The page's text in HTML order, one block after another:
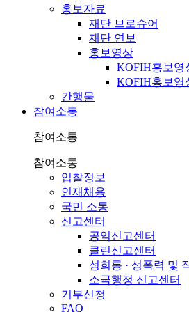
홍보자료
재단 브로슈어
재단 연보
홍보영상
KOFIH홍보영
KOFIH홍보영
간행물
참여소통
참여소통
참여소통
입찰정보
인재채용
국민 소통
신고센터
공익신고센터
클린신고센터
성희롱 · 성폭력 및
소극행정 신고센터
기부신청
FAQ